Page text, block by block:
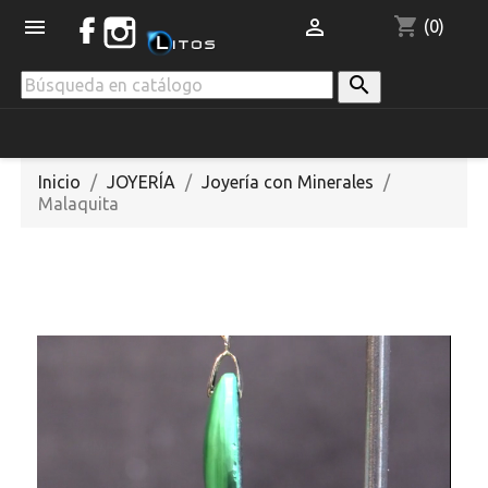
 shopping_cart (0)


Inicio JOYERÍA
Joyería con Minerales
Malaquita